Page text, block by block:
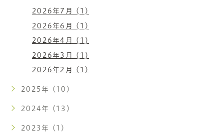
2026年7月 (1)
2026年6月 (1)
2026年4月 (1)
2026年3月 (1)
2026年2月 (1)
2025年 (10)
2024年 (13)
2023年 (1)